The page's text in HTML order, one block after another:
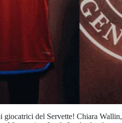
del Servette! Chiara Wallin,